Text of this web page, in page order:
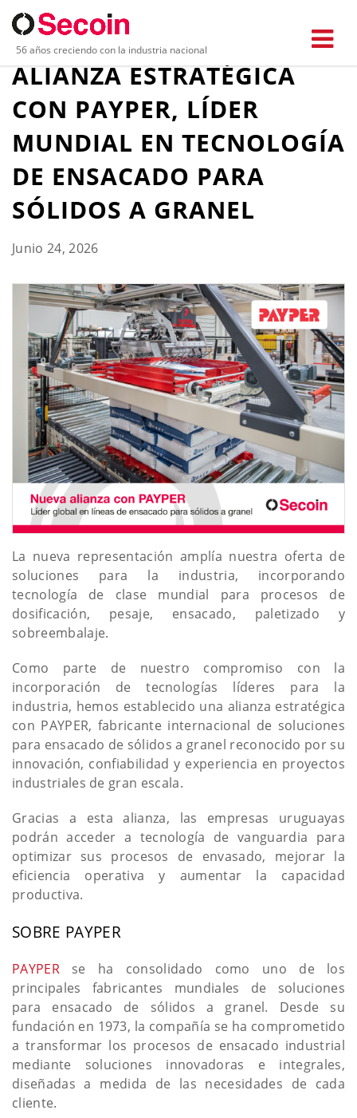
56 años creciendo con la industria nacional
SECOIN ANUNCIA
ALIANZA ESTRATÉGICA
CON PAYPER, LÍDER
MUNDIAL EN TECNOLOGÍA
DE ENSACADO PARA
SÓLIDOS A GRANEL
Junio 24, 2026
La nueva representación amplía nuestra oferta de
soluciones para la industria, incorporando
tecnología de clase mundial para procesos de
dosificación, pesaje, ensacado, paletizado y
sobreembalaje.
Como parte de nuestro compromiso con la
incorporación de tecnologías líderes para la
industria, hemos establecido una alianza estratégica
con PAYPER, fabricante internacional de soluciones
para ensacado de sólidos a granel reconocido por su
innovación, confiabilidad y experiencia en proyectos
industriales de gran escala.
Gracias a esta alianza, las empresas uruguayas
podrán acceder a tecnología de vanguardia para
optimizar sus procesos de envasado, mejorar la
eficiencia operativa y aumentar la capacidad
productiva.
SOBRE PAYPER
PAYPERse ha consolidado como uno de los
principales fabricantes mundiales de soluciones
para ensacado de sólidos a granel. Desde su
fundación en 1973, la compañía se ha comprometido
a transformar los procesos de ensacado industrial
mediante soluciones innovadoras e integrales,
diseñadas a medida de las necesidades de cada
cliente.